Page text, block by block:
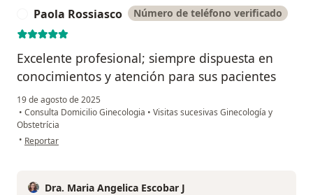
Paola Rossiasco Número de teléfono verificado
Excelente profesional; siempre dispuesta en
conocimientos y atención para sus pacientes
19 de agosto de 2025
• Consulta Domicilio Ginecologia • Visitas sucesivas Ginecología y
Obstetrícia
• en opinión del usuario Paola Rossiasco
Reportar
Dra. Maria Angelica Escobar J